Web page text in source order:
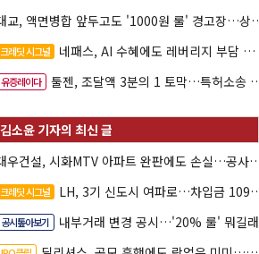
대교, 액면병합 앞두고
크레딧 시그널 네패스, AI 수혜에도 레버리지 부담 여전
유증레이다 툴젠, 조달액 3분의 1 토막…특허소송 비용부터 챙긴다
대우건설, 시화MTV 아파트 완
크레딧 시그널 LH, 3기 신도시 여파로…차입금 109조까지 확대
공시톺아보기 내부거래 변경 공시…'20% 룰' 뭐길래